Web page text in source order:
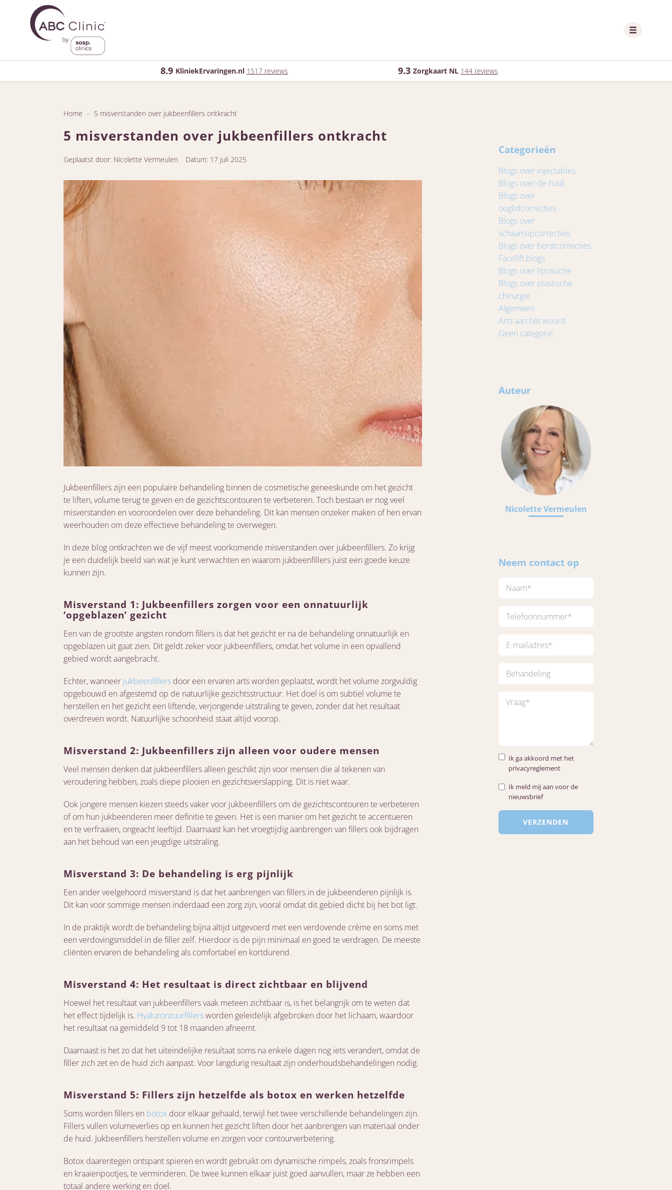
8.9 KliniekErvaringen.nl 1517 reviews 9.3 Zorgkaart NL 144 reviews
Home - 5 misverstanden over jukbeenfillers ontkracht
5 misverstanden over jukbeenfillers ontkracht
Geplaatst door: Nicolette Vermeulen Datum: 17 juli 2025
Jukbeenfillers zijn een populaire behandeling binnen de cosmetische geneeskunde om het gezicht
te liften, volume terug te geven en de gezichtscontouren te verbeteren. Toch bestaan er nog veel
misverstanden en vooroordelen over deze behandeling. Dit kan mensen onzeker maken of hen ervan
weerhouden om deze effectieve behandeling te overwegen.
In deze blog ontkrachten we de vijf meest voorkomende misverstanden over jukbeenfillers. Zo krijg
je een duidelijk beeld van wat je kunt verwachten en waarom jukbeenfillers juist een goede keuze
kunnen zijn.
Misverstand 1: Jukbeenfillers zorgen voor een onnatuurlijk
‘opgeblazen’ gezicht
Een van de grootste angsten rondom fillers is dat het gezicht er na de behandeling onnatuurlijk en
opgeblazen uit gaat zien. Dit geldt zeker voor jukbeenfillers, omdat het volume in een opvallend
gebied wordt aangebracht.
Echter, wanneer jukbeenfillers door een ervaren arts worden geplaatst, wordt het volume zorgvuldig
opgebouwd en afgestemd op de natuurlijke gezichtsstructuur. Het doel is om subtiel volume te
herstellen en het gezicht een liftende, verjongende uitstraling te geven, zonder dat het resultaat
overdreven wordt. Natuurlijke schoonheid staat altijd voorop.
Misverstand 2: Jukbeenfillers zijn alleen voor oudere mensen
Veel mensen denken dat jukbeenfillers alleen geschikt zijn voor mensen die al tekenen van
veroudering hebben, zoals diepe plooien en gezichtsverslapping. Dit is niet waar.
Ook jongere mensen kiezen steeds vaker voor jukbeenfillers om de gezichtscontouren te verbeteren
of om hun jukbeenderen meer definitie te geven. Het is een manier om het gezicht te accentueren
en te verfraaien, ongeacht leeftijd. Daarnaast kan het vroegtijdig aanbrengen van fillers ook bijdragen
aan het behoud van een jeugdige uitstraling.
Misverstand 3: De behandeling is erg pijnlijk
Een ander veelgehoord misverstand is dat het aanbrengen van fillers in de jukbeenderen pijnlijk is.
Dit kan voor sommige mensen inderdaad een zorg zijn, vooral omdat dit gebied dicht bij het bot ligt.
In de praktijk wordt de behandeling bijna altijd uitgevoerd met een verdovende crème en soms met
een verdovingsmiddel in de filler zelf. Hierdoor is de pijn minimaal en goed te verdragen. De meeste
cliënten ervaren de behandeling als comfortabel en kortdurend.
Misverstand 4: Het resultaat is direct zichtbaar en blijvend
Hoewel het resultaat van jukbeenfillers vaak meteen zichtbaar is, is het belangrijk om te weten dat
het effect tijdelijk is. Hyaluronzuurfillersworden geleidelijk afgebroken door het lichaam, waardoor
het resultaat na gemiddeld 9 tot 18 maanden afneemt.
Daarnaast is het zo dat het uiteindelijke resultaat soms na enkele dagen nog iets verandert, omdat de
filler zich zet en de huid zich aanpast. Voor langdurig resultaat zijn onderhoudsbehandelingen nodig.
Misverstand 5: Fillers zijn hetzelfde als botox en werken hetzelfde
Soms worden fillers en botox door elkaar gehaald, terwijl het twee verschillende behandelingen zijn.
Fillers vullen volumeverlies op en kunnen het gezicht liften door het aanbrengen van materiaal onder
de huid. Jukbeenfillers herstellen volume en zorgen voor contourverbetering.
Botox daarentegen ontspant spieren en wordt gebruikt om dynamische rimpels, zoals fronsrimpels
en kraaienpootjes, te verminderen. De twee kunnen elkaar juist goed aanvullen, maar ze hebben een
totaal andere werking en doel.
Categorieën
Blogs over injectables
Blogs over de huid
Blogs over
ooglidcorrecties
Blogs over
schaamlipcorrecties
Blogs over borstcorrecties
Facelift blogs
Blogs over liposuctie
Blogs over plastische
chirurgie
Algemeen
Arts aan het woord
Geen categorie
Auteur
Nicolette Vermeulen
Neem contact op
Ik ga akkoord met het
privacyreglement
Ik meld mij aan voor de
nieuwsbrief